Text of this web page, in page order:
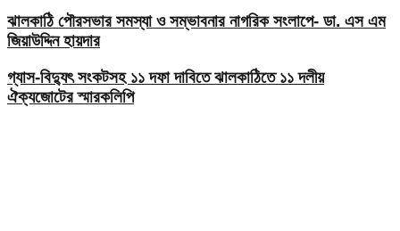
ঝালকাঠি পৌরসভার সমস্যা ও সম্ভাবনার নাগরিক সংলাপে- ডা. এস এম
জিয়াউদ্দিন হায়দার
গ্যাস-বিদ্যুৎ সংকটসহ ১১ দফা দাবিতে ঝালকাঠিতে ১১ দলীয়
ঐক্যজোটের স্মারকলিপি